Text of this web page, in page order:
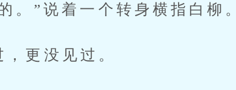
。”说着一个转身横指白柳。
更没见过。